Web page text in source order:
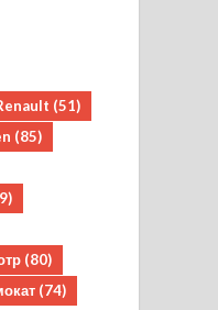
(51)
(85)
(80)
(74)